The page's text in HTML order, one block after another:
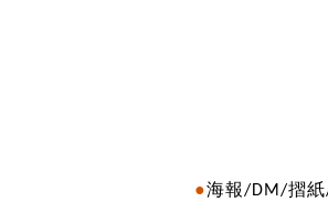
●海報/DM/摺紙